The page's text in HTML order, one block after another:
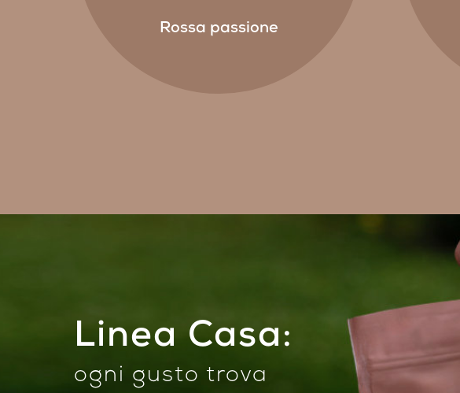
Rossa passione
Linea Casa:
ogni gusto trova